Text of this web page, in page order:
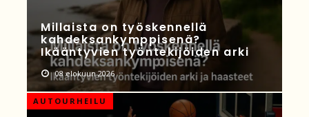
Millaista on työskennellä
kahdeksankymppisenä?
Ikääntyvien työntekijöiden arki
08 elokuun 2026
AUTOURHEILU